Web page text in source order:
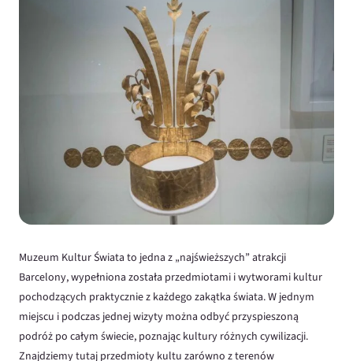
Muzeum Kultur Świata to jedna z „najświeższych” atrakcji
Barcelony, wypełniona została przedmiotami i wytworami kultur
pochodzących praktycznie z każdego zakątka świata. W jednym
miejscu i podczas jednej wizyty można odbyć przyspieszoną
podróż po całym świecie, poznając kultury różnych cywilizacji.
Znajdziemy tutaj przedmioty kultu zarówno z terenów